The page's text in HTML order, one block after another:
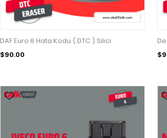
DAF Euro 6 Hata Kodu ( DTC ) Silici
$90.00